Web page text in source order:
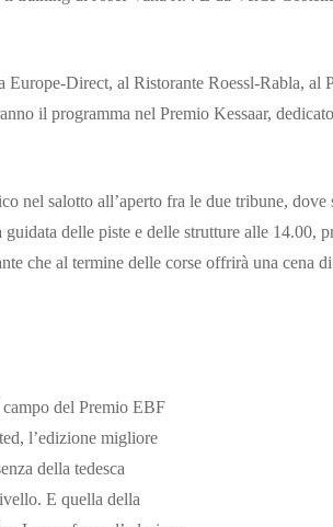
Europe-Direct, al Ristorante Roessl-Rabla, al
il programma nel Premio Kessaar,
nel salotto all’aperto fra le due tribune, dove
delle piste e delle strutture alle 14.00,
che al termine delle corse offrirà una cena
del Premio EBF
l’edizione migliore
della tedesca
E quella della